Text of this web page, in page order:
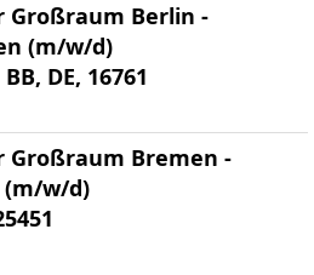
Großraum Berlin -
(m/w/d)
DE, 16761
Großraum Bremen -
(m/w/d)